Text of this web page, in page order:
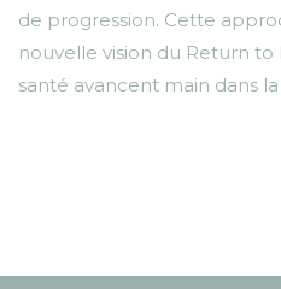
de progression. Cette
nouvelle vision du Return
santé avancent main dans